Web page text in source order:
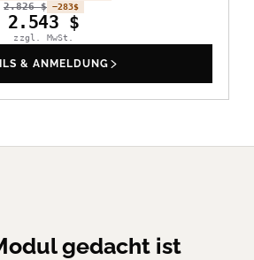
2.826$ −283$
2.543 $
zzgl. MwSt.
& ANMELDUNG
gedacht ist